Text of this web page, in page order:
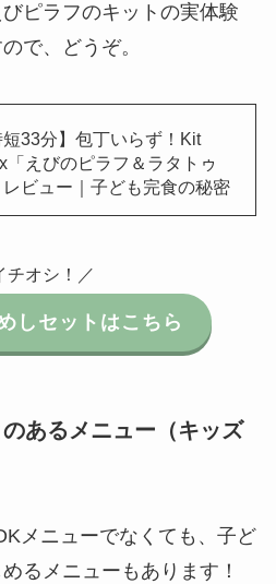
ピラフのキットの実体験
で、どうぞ。
短33分】包丁いらず！Kit
「えびのピラフ＆ラタトゥ
ビュー｜子ども完食の秘密
チオシ！／
しセットはこちら
あるメニュー（キッズ
メニューでなくても、子ど
るメニューもあります！